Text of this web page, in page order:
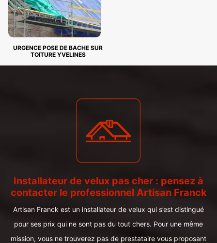
URGENCE POSE DE BACHE SUR
TOITURE YVELINES
Installateur de velux pas cher : pensez à
contacter le professionnel Artisan Franck
Artisan Franck est un installateur de velux qui s’est distingué
pour ses prix qui ne sont pas du tout chers. Pour une même
mission, vous ne trouverez pas de prestataire vous proposant